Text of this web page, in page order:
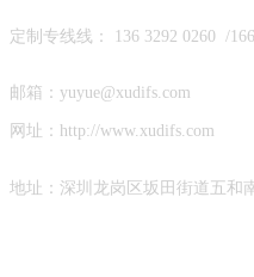
定制专线线： 136 3292 0260 /
邮箱：yuyue@xudifs.com
网址：http://www.xudifs.com
地址： 深圳龙岗区坂田街道 五和